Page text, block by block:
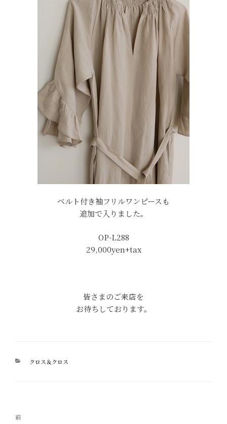
ベルト付き袖フリルワンピースも
追加で入りました。
OP-L288
29,000yen+tax
皆さまのご来店を
お待ちしております。
カ
クロス＆クロス
投
過
前